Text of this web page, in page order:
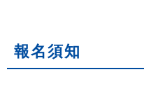
報名須知